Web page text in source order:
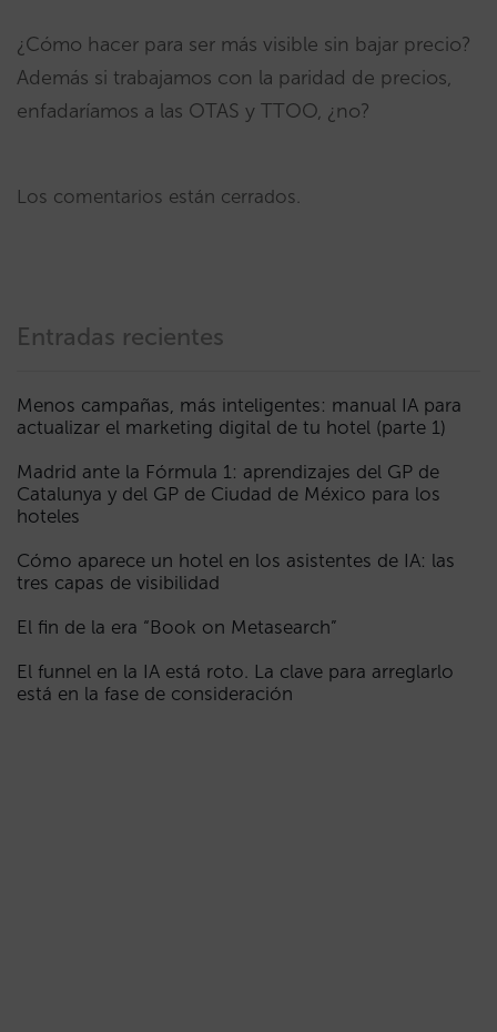
¿Cómo hacer para ser más visible sin bajar precio?
Además si trabajamos con la paridad de precios,
enfadaríamos a las OTAS y TTOO, ¿no?
Los comentarios están cerrados.
Entradas recientes
Menos campañas, más inteligentes: manual IA para
actualizar el marketing digital de tu hotel (parte 1)
Madrid ante la Fórmula 1: aprendizajes del GP de
Catalunya y del GP de Ciudad de México para los
hoteles
Cómo aparece un hotel en los asistentes de IA: las
tres capas de visibilidad
El fin de la era “Book on Metasearch”
El funnel en la IA está roto. La clave para arreglarlo
está en la fase de consideración